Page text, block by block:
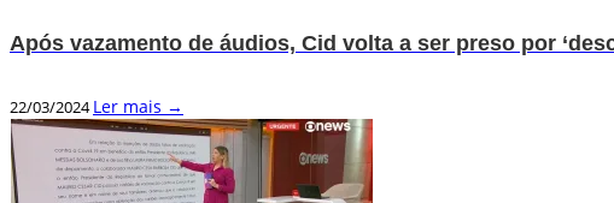
Após vazamento de áudios, Cid volta a ser preso por
22/03/2024Ler mais →